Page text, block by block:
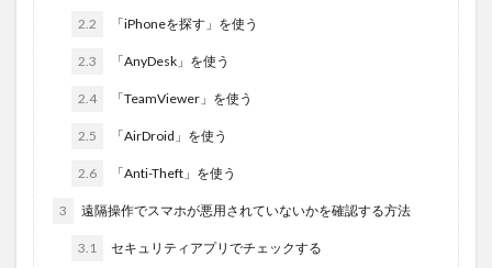
2.2 「iPhoneを探す」を使う
2.3 「AnyDesk」を使う
2.4 「TeamViewer」を使う
2.5 「AirDroid」を使う
2.6 「Anti-Theft」を使う
3 遠隔操作でスマホが悪用されていないかを確認する方法
3.1 セキュリティアプリでチェックする